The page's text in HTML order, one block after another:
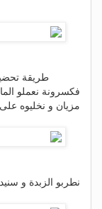
طريقة تحضير
فكسرونة نعملو
مزيان و نخليوه
نطربو الزبدة و